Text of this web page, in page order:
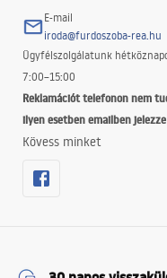
E-mail
iroda@furdoszoba-rea.hu
Ügyfélszolgálatunk
7:00–15:00
Reklamációt telefonon nem
ilyen esetben emailben
Kövess minket